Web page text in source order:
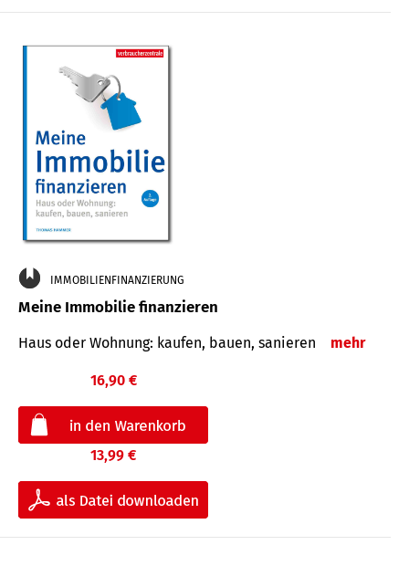
IMMOBILIENFINANZIERUNG
Meine Immobilie finanzieren
Haus oder Wohnung: kaufen, bauen, sanieren mehr
16,90 €
13,99 €